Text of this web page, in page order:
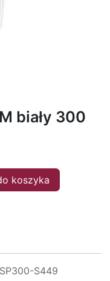
biały 300
koszyka
S449